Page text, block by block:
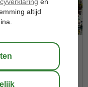
met idyllische
zandstranden en